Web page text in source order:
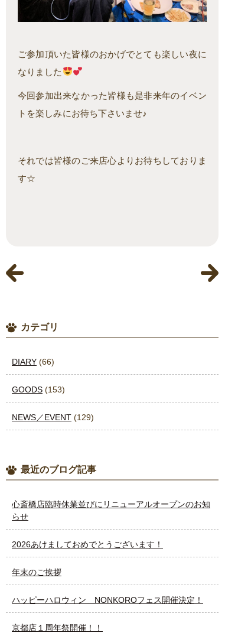
ご参加頂いた皆様のおかげでとても楽しい夜に
なりました
今回参加出来なかった皆様も是非来年のイベン
トを楽しみにお待ち下さいませ♪
それでは皆様のご来店心よりお待ちしておりま
す☆
カテゴリ
DIARY (66)
GOODS (153)
NEWS／EVENT (129)
最近のブログ記事
心斎橋店臨時休業並びにリニューアルオープンのお知
らせ
2026あけましておめでとうございます！
年末のご挨拶
ハッピーハロウィン NONKOROフェス開催決定！
京都店１周年祭開催！！